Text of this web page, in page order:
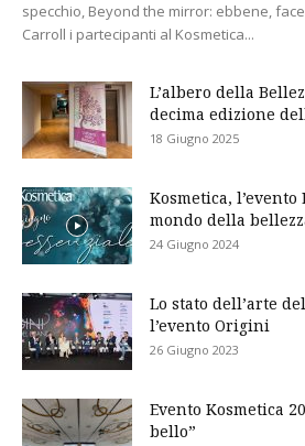
specchio, Beyond the mirror: ebbene,
Carroll i partecipanti al Kosmetica...
L’albero della
decima edizione
18 Giugno 2025
Kosmetica,
mondo della
24 Giugno 2024
Lo stato dell’arte
l’evento Origini
26 Giugno 2023
Evento Kosmetica
bello”